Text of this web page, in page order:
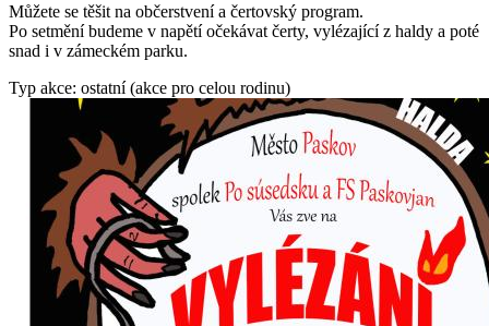
Můžete se těšit na občerstvení a čertovský program.
Po setmění budeme v napětí očekávat čerty, vylézající z haldy a poté
snad i v zámeckém parku.
Typ akce: ostatní (akce pro celou rodinu)